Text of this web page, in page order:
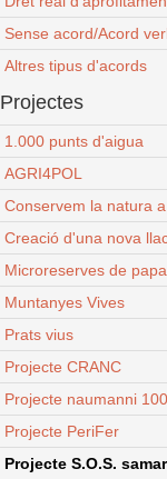
Sense acord/Acord
Altres tipus d'acords
Projectes
1.000 punts d'aigua
AGRI4POL
Conservem la natura
Creació d'una nova
Microreserves de
Muntanyes Vives
Prats vius
Projecte CRANC
Projecte naumanni 100
Projecte PeriFer
Projecte S.O.S.